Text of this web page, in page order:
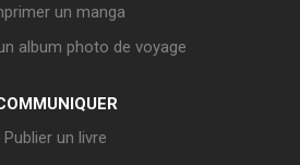
un manga
album photo de voyage
Publier un livre